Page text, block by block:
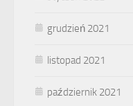
grudzień 2021
listopad 2021
październik 2021